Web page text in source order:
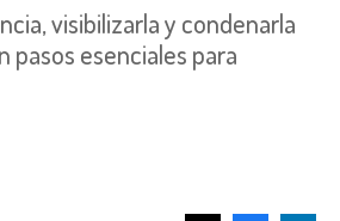
visibilizarla y condenarla
pasos esenciales para